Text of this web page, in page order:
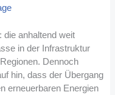
die anhaltend weit
in der Infrastruktur
Dennoch
hin, dass der Übergang
erneuerbaren Energien